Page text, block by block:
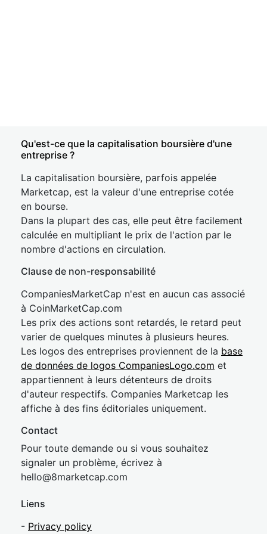
Qu'est-ce que la capitalisation boursière d'une
entreprise ?
La capitalisation boursière, parfois appelée
Marketcap, est la valeur d'une entreprise cotée
en bourse.
Dans la plupart des cas, elle peut être facilement
calculée en multipliant le prix de l'action par le
nombre d'actions en circulation.
Clause de non-responsabilité
CompaniesMarketCap n'est en aucun cas associé
à CoinMarketCap.com
Les prix des actions sont retardés, le retard peut
varier de quelques minutes à plusieurs heures.
Les logos des entreprises proviennent de la base
de données de logos CompaniesLogo.com et
appartiennent à leurs détenteurs de droits
d'auteur respectifs. Companies Marketcap les
affiche à des fins éditoriales uniquement.
Contact
Pour toute demande ou si vous souhaitez
signaler un problème, écrivez à
hello@8marketcap.com
Liens
- Privacy policy